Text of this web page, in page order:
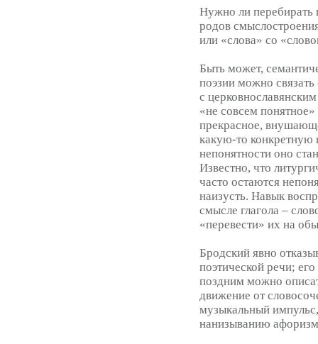
Нужно ли перебирать
родов
или «слова» со
Быть может,
поэзии можно
с
«не совсем
прекрасное,
какую-то
непонятности оно
Известно, что
часто остаются
наизусть. Навык
смысле глагола –
«перевести» их на
Бродский явно
поэтической речи;
поздним можно
движение от
музыкальный
нанизыванию